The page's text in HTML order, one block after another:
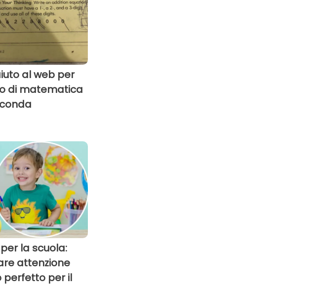
al web per
di matematica
la scuola:
attenzione
perfetto per il